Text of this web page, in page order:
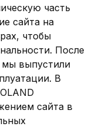
часть
сайта на
чтобы
После
мы выпустили
В
сайта в